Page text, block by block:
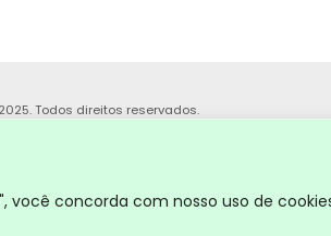
você concorda com nosso uso de
Todos direitos reservados.